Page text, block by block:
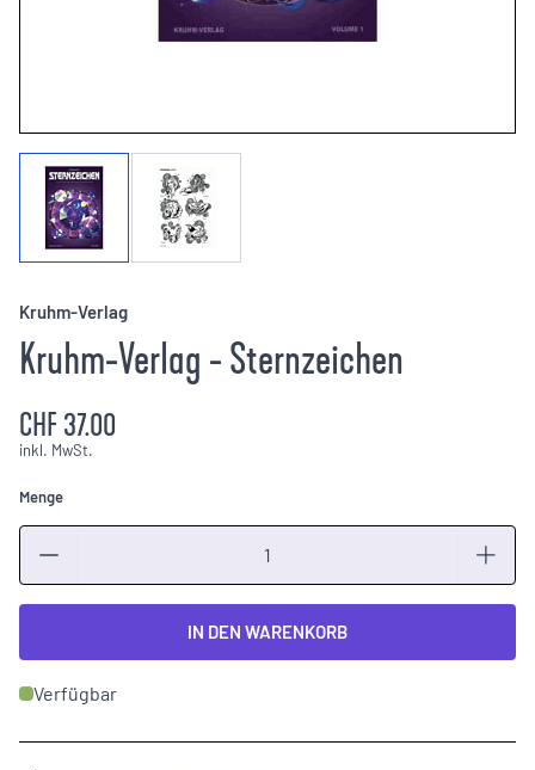
Kruhm-Verlag
Kruhm-Verlag - Sternzeichen
CHF 37.00
inkl. MwSt.
Menge
IN DEN WARENKORB
Verfügbar